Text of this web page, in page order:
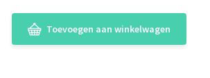
Toevoegen aan winkelwagen